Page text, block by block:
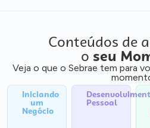
Conteúdos de
o seu
Veja o que o Sebrae tem para
Iniciando
um
Negócio
Pessoal